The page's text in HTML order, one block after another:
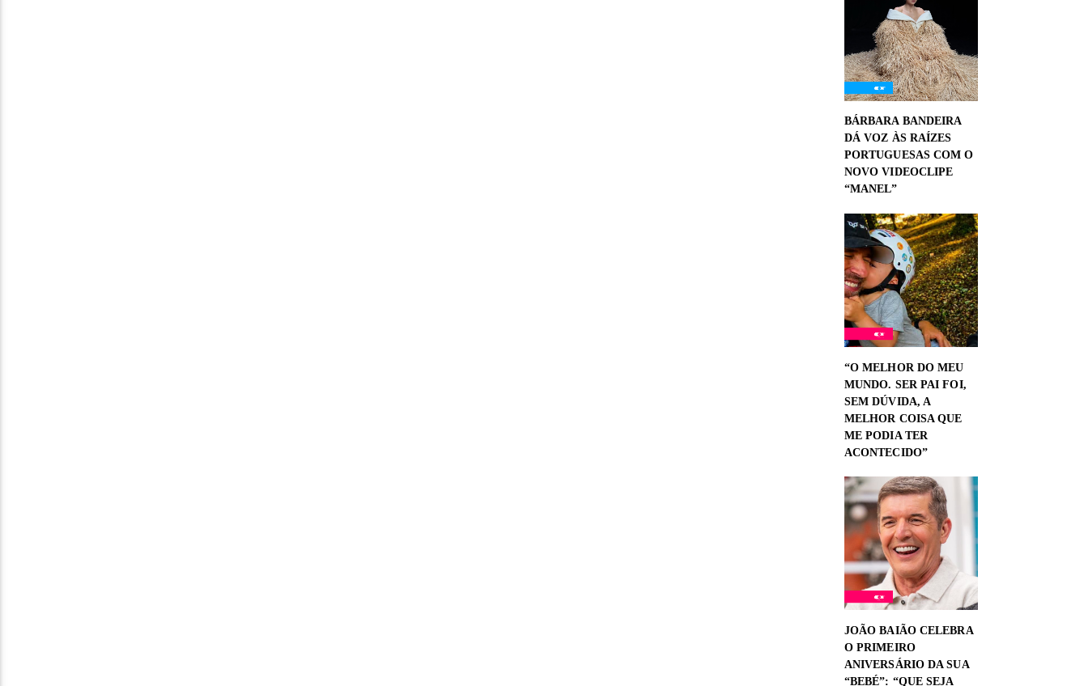
BÁRBARA BANDEIRA
DÁ VOZ ÀS RAÍZES
PORTUGUESAS COM O
NOVO VIDEOCLIPE
“MANEL”
“O MELHOR DO MEU
MUNDO. SER PAI FOI,
SEM DÚVIDA, A
MELHOR COISA QUE
ME PODIA TER
ACONTECIDO”
JOÃO BAIÃO CELEBRA
O PRIMEIRO
ANIVERSÁRIO DA SUA
“BEBÉ”: “QUE SEJA